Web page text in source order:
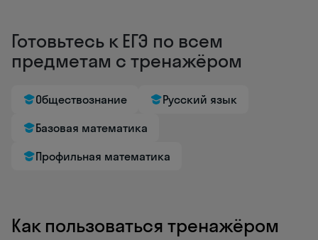
Готовьтесь к ЕГЭ по всем
предметам с тренажёром
Обществознание
Русский язык
Базовая математика
Профильная математика
Как пользоваться тренажёром